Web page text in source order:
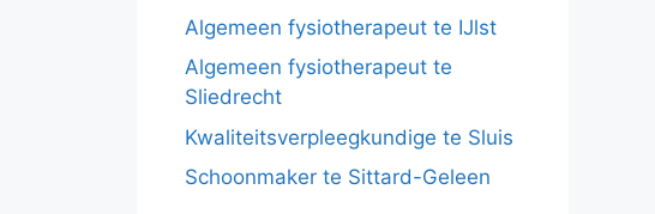
Algemeen fysiotherapeut te IJlst
Algemeen fysiotherapeut te
Sliedrecht
Kwaliteitsverpleegkundige te Sluis
Schoonmaker te Sittard-Geleen